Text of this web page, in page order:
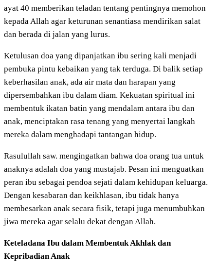
ayat 40 memberikan teladan tentang pentingnya memohon
kepada Allah agar keturunan senantiasa mendirikan salat
dan berada di jalan yang lurus.
Ketulusan doa yang dipanjatkan ibu sering kali menjadi
pembuka pintu kebaikan yang tak terduga. Di balik setiap
keberhasilan anak, ada air mata dan harapan yang
dipersembahkan ibu dalam diam. Kekuatan spiritual ini
membentuk ikatan batin yang mendalam antara ibu dan
anak, menciptakan rasa tenang yang menyertai langkah
mereka dalam menghadapi tantangan hidup.
Rasulullah saw. mengingatkan bahwa doa orang tua untuk
anaknya adalah doa yang mustajab. Pesan ini menguatkan
peran ibu sebagai pendoa sejati dalam kehidupan keluarga.
Dengan kesabaran dan keikhlasan, ibu tidak hanya
membesarkan anak secara fisik, tetapi juga menumbuhkan
jiwa mereka agar selalu dekat dengan Allah.
Keteladana Ibu dalam Membentuk Akhlak dan
Kepribadian Anak